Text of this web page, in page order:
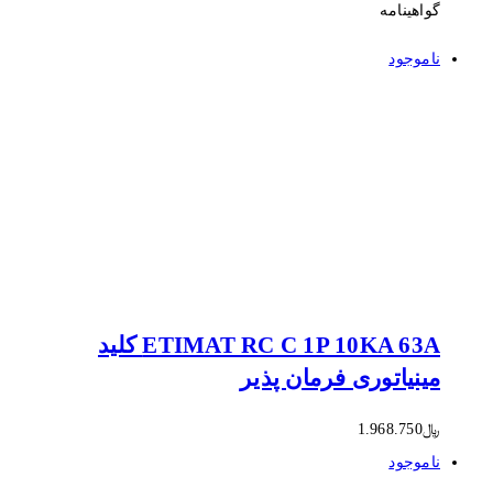
گواهینامه
ناموجود
ETIMAT RC C 1P 10KA 63A کلید
مینیاتوری فرمان پذیر
﷼1.968.750
ناموجود